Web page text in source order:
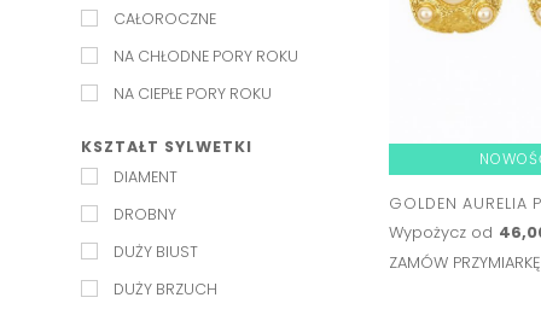
ZE STÓJKĄ
CAŁOROCZNE
NA CHŁODNE PORY ROKU
NA CIEPŁE PORY ROKU
KSZTAŁT SYLWETKI
DIAMENT
DROBNY
DUŻY BIUST
DUŻY BRZUCH
GOLDEN AURELIA
Wypożycz od
ZAMÓW PRZYMIARKĘ